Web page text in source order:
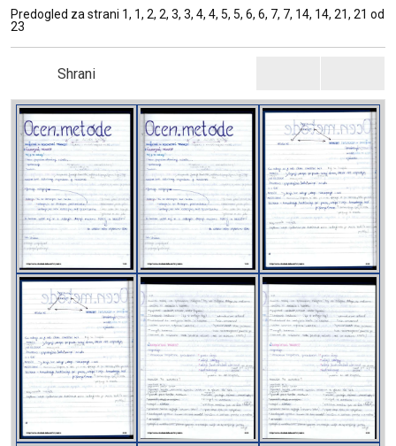
Predogled za strani 1, 1, 2, 2, 3, 3, 4, 4, 5, 5, 6, 6, 7, 7, 14, 14, 21, 21 od
23
Shrani